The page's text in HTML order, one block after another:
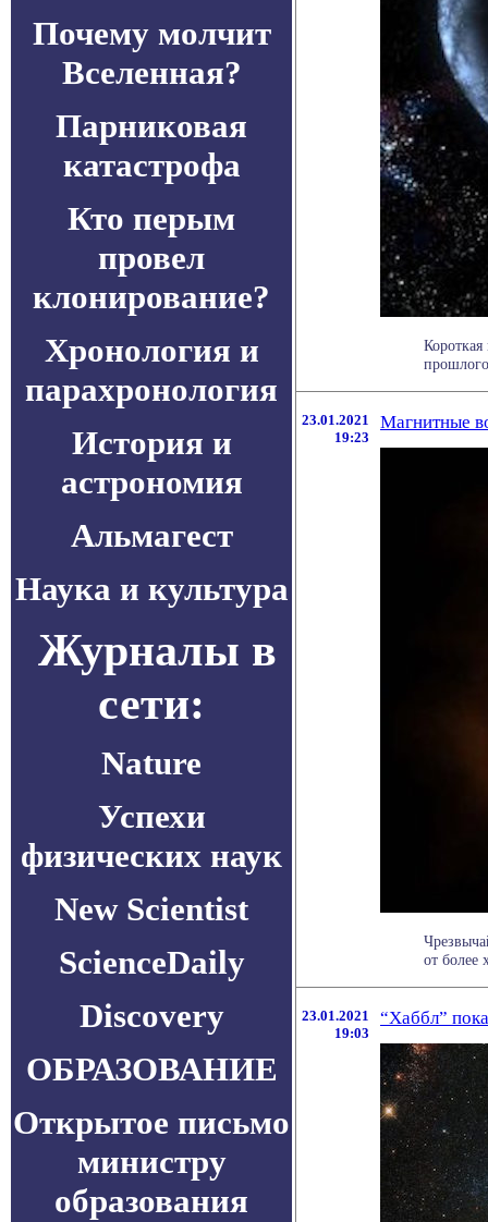
Почему молчит
Вселенная?
Парниковая
катастрофа
Кто перым
провел
клонирование?
Хронология и
парахронология
История и
астрономия
Альмагест
Наука и культура
Журналы в
сети:
Nature
Успехи
физических наук
New Scientist
ScienceDaily
Discovery
ОБРАЗОВАНИЕ
Открытое письмо
министру
образования
23.01.2021
19:23
Магнитные
от более
23.01.2021
19:03
“Хаббл”